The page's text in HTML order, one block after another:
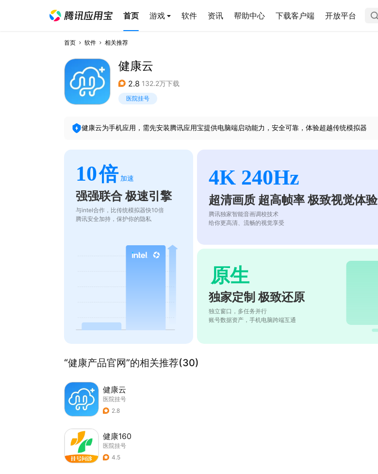
首页 游戏 软件 资讯 帮助中心 下载客户端 开放平台
首页 软件 相关推荐
健康云
2.8 132.2万下载
医院挂号
健康云为手机应用，需先安装腾讯应用宝提供电脑端启动能力，安全可靠，体验超越传统模拟器
10倍 加速
强强联合 极速引擎
与intel合作，比传统模拟器快10倍
腾讯安全加持，保护你的隐私
4K 240Hz
超清画质 超高帧率 极致视觉体验
腾讯独家智能音画调校技术
给你更高清、流畅的视觉享受
原生
独家定制 极致还原
独立窗口，多任务并行
账号数据资产，手机电脑跨端互通
“健康产品官网”的相关推荐(30)
健康云
医院挂号
2.8
健康160
医院挂号
4.5